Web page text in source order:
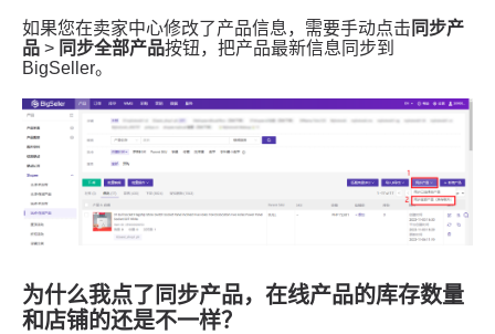
为什么我点了同步产品，在线产品的库存数量
和店铺的还是不一样？